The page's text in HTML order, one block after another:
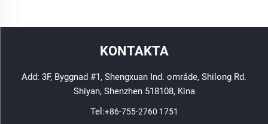
KONTAKTA
Add: 3F, Byggnad #1, Shengxuan Ind. område, Shilong Rd.
Shiyan, Shenzhen 518108, Kina
Tel:+86-755-2760 1751